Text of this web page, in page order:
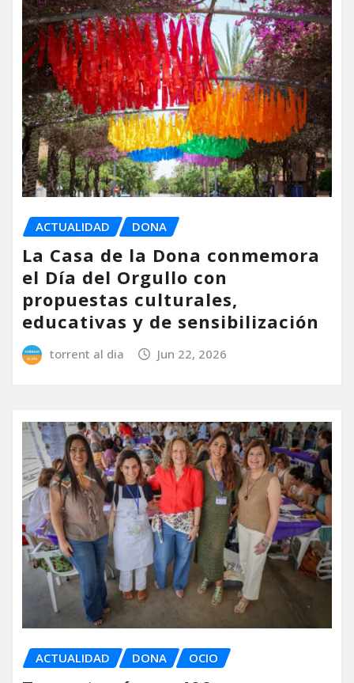
ACTUALIDAD DONA
La Casa de la Dona conmemora
el Día del Orgullo con
propuestas culturales,
educativas y de sensibilización
torrent al dia Jun 22, 2026
ACTUALIDAD DONA OCIO